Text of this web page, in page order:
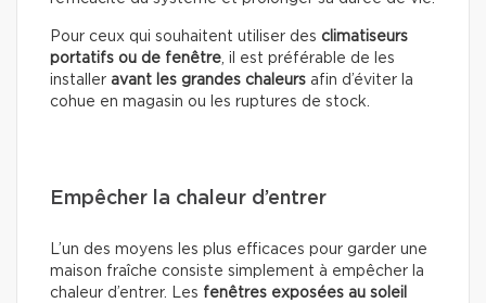
Pour ceux qui souhaitent utiliser des climatiseurs
portatifs ou de fenêtre, il est préférable de les
installer avant les grandes chaleurs afin d’éviter la
cohue en magasin ou les ruptures de stock.
Empêcher la chaleur d’entrer
L’un des moyens les plus efficaces pour garder une
maison fraîche consiste simplement à empêcher la
chaleur d’entrer. Les fenêtres exposées au soleil